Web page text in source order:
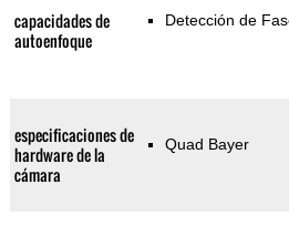
capacidades de
autoenfoque
Detección de
especificaciones de
hardware de la
cámara
Quad Bayer